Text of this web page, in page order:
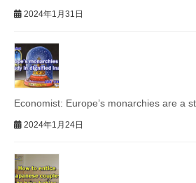
2024年1月31日
Economist: Europe’s monarchies are a
2024年1月24日